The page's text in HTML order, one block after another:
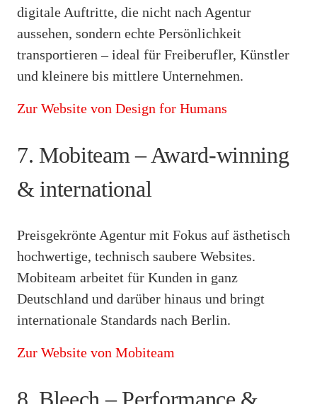
digitale Auftritte, die nicht nach Agentur
aussehen, sondern echte Persönlichkeit
transportieren – ideal für Freiberufler, Künstler
und kleinere bis mittlere Unternehmen.
Zur Website von Design for Humans
7. Mobiteam – Award-winning
& international
Preisgekrönte Agentur mit Fokus auf ästhetisch
hochwertige, technisch saubere Websites.
Mobiteam arbeitet für Kunden in ganz
Deutschland und darüber hinaus und bringt
internationale Standards nach Berlin.
Zur Website von Mobiteam
8. Bleech – Performance &